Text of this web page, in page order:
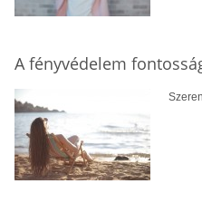
A fényvédelem